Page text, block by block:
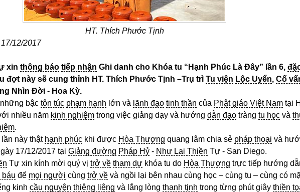
HT. Thích Phước Tịnh
12/2017
xin thông báo tiếp nhận Ghi danh cho Khóa tu “Hạnh Phúc Là Đây” lần 6,
đợt này sẽ cung thỉnh HT. Thích Phước Tịnh –Trụ trì Tu viện Lộc Uyển, Cố
Nhìn Đời - Hoa Kỳ.
bậc tôn túc phạm hạnh lớn và lãnh đạo tinh thần của Phật giáo Việt Nam tại
nhiều năm kinh nghiệm trong việc giảng dạy và hướng dẫn đạo tràng tu học và
.
lần này thật hạnh phúc khi được Hòa Thượng quang lâm chia sẻ pháp thoại và
17/12/2017 tại Giảng đường Pháp Hỷ - Như Lai Thiền Tự - San Diego.
Tự xin kính mời quý vị trở về tham dự khóa tu do Hòa Thượng trực tiếp hướng
để mọi người cùng trở về và ngồi lại bên nhau cùng học – cùng tu – cùng có
kinh cầu nguyện thiêng liêng và lắng lòng thanh tịnh trong từng phút giây thiền